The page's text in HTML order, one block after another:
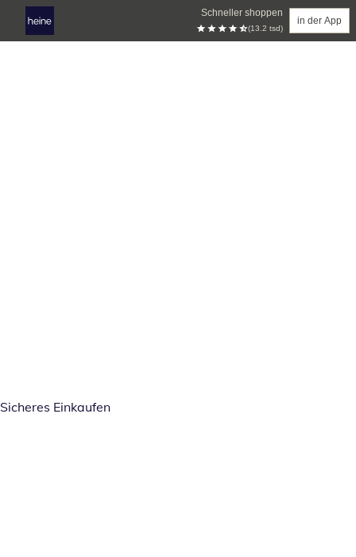
Schneller shoppen
(13.2 tsd)
in der App
Sicheres Einkaufen